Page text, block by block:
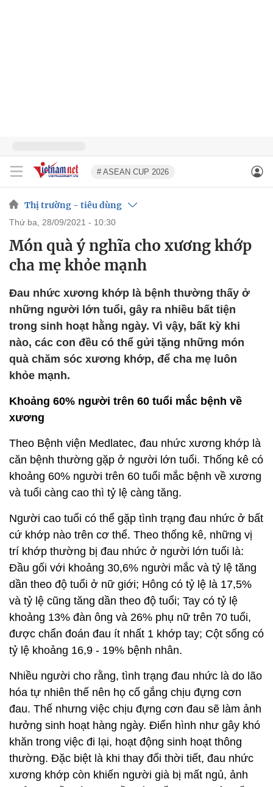
# ASEAN CUP 2026
Thị trường - tiêu dùng
thứ ba, 28/09/2021 - 10:30
Món quà ý nghĩa cho xương khớp
cha mẹ khỏe mạnh
Đau nhức xương khớp là bệnh thường thấy ở
những người lớn tuổi, gây ra nhiều bất tiện
trong sinh hoạt hằng ngày. Vì vậy, bất kỳ khi
nào, các con đều có thể gửi tặng những món
quà chăm sóc xương khớp, để cha mẹ luôn
khỏe mạnh.
Khoảng 60% người trên 60 tuổi mắc bệnh về
xương
Theo Bệnh viện Medlatec, đau nhức xương khớp là
căn bệnh thường gặp ở người lớn tuổi. Thống kê có
khoảng 60% người trên 60 tuổi mắc bệnh về xương
và tuổi càng cao thì tỷ lệ càng tăng.
Người cao tuổi có thể gặp tình trạng đau nhức ở bất
cứ khớp nào trên cơ thể. Theo thống kê, những vị
trí khớp thường bị đau nhức ở người lớn tuổi là:
Đầu gối với khoảng 30,6% người mắc và tỷ lệ tăng
dần theo độ tuổi ở nữ giới; Hông có tỷ lệ là 17,5%
và tỷ lệ cũng tăng dần theo độ tuổi; Tay có tỷ lệ
khoảng 13% đàn ông và 26% phụ nữ trên 70 tuổi,
được chẩn đoán đau ít nhất 1 khớp tay; Cột sống có
tỷ lệ khoảng 16,9 - 19% bệnh nhân.
Nhiều người cho rằng, tình trạng đau nhức là do lão
hóa tự nhiên thế nên họ cố gắng chịu đựng cơn
đau. Thế nhưng việc chịu đựng cơn đau sẽ làm ảnh
hưởng sinh hoạt hàng ngày. Điển hình như gây khó
khăn trong việc đi lại, hoạt động sinh hoạt thông
thường. Đặc biệt là khi thay đổi thời tiết, đau nhức
xương khớp còn khiến người già bị mất ngủ, ảnh